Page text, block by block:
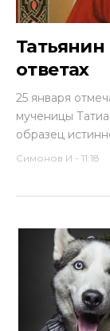
ответах
25 января
мученицы
образец
Симонов И - 11:18